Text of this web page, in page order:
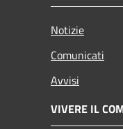
Notizie
Comunicati
Avvisi
VIVERE IL